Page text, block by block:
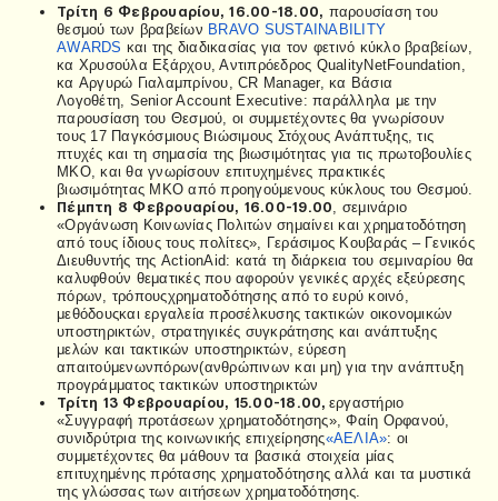
Τρίτη 6 Φεβρουαρίου, 16.00-18.00, παρουσίαση του
θεσμού των βραβείων BRAVO SUSTAINABILITY
AWARDS και της διαδικασίας για τον φετινό κύκλο βραβείων,
κα Χρυσούλα Εξάρχου, Αντιπρόεδρος QualityNetFoundation
κα Αργυρώ Γιαλαμπρίνου, CR Manager, κα Βάσια
Λογοθέτη, Senior Account Executive: παράλληλα με την
παρουσίαση του Θεσμού, οι συμμετέχοντες θα γνωρίσουν
τους 17 Παγκόσμιους Βιώσιμους Στόχους Ανάπτυξης, τις
πτυχές και τη σημασία της βιωσιμότητας για τις πρωτοβουλίες
ΜΚΟ, και θα γνωρίσουν επιτυχημένες πρακτικές
βιωσιμότητας ΜΚΟ από προηγούμενους κύκλους του Θεσμού.
Πέμπτη 8 Φεβρουαρίου, 16.00-19.00 , σεμινάριο
«Οργάνωση Κοινωνίας Πολιτών σημαίνει και χρηματοδότηση
από τους ίδιους τους πολίτες», Γεράσιμος Κουβαράς – Γενικός
Διευθυντής της ActionAid: κατά τη διάρκεια του σεμιναρίου θα
καλυφθούν θεματικές που αφορούν γενικές αρχές εξεύρεσης
πόρων, τρόπουςχρηματοδότησης από το ευρύ κοινό,
μεθόδουςκαι εργαλεία προσέλκυσης τακτικών οικονομικών
υποστηρικτών, στρατηγικές συγκράτησης και ανάπτυξης
μελών και τακτικών υποστηρικτών, εύρεση
απαιτούμενωνπόρων(ανθρώπινων και μη) για την ανάπτυξη
προγράμματος τακτικών υποστηρικτών
Τρίτη 13 Φεβρουαρίου, 15.00-18.00, εργαστήριο
«Συγγραφή προτάσεων χρηματοδότησης», Φαίη Ορφανού,
συνιδρύτρια της κοινωνικής επιχείρησης«ΑΕΛΙΑ»: οι
συμμετέχοντες θα μάθουν τα βασικά στοιχεία μίας
επιτυχημένης πρότασης χρηματοδότησης αλλά και τα μυστικά
της γλώσσας των αιτήσεων χρηματοδότησης.